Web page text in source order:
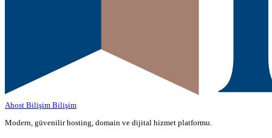
Ahost Bilişim Bilişim
Modern, güvenilir hosting, domain ve dijital hizmet platformu.